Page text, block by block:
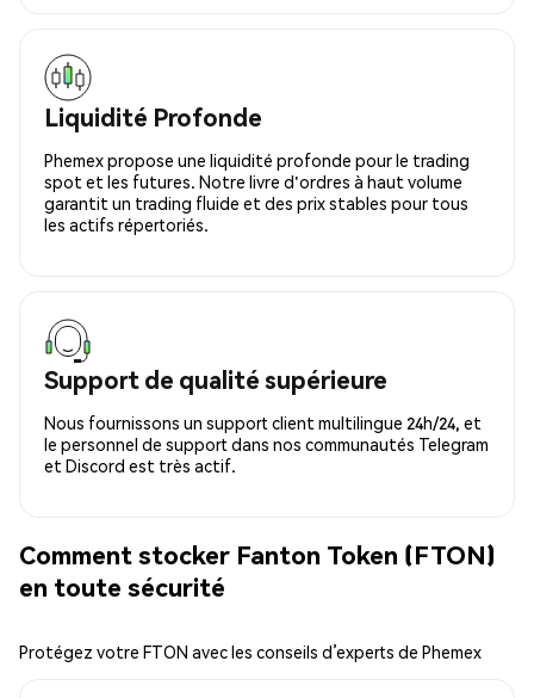
Liquidité Profonde
Phemex propose une liquidité profonde pour le trading
spot et les futures. Notre livre d'ordres à haut volume
garantit un trading fluide et des prix stables pour tous
les actifs répertoriés.
Support de qualité supérieure
Nous fournissons un support client multilingue 24h/24, et
le personnel de support dans nos communautés Telegram
et Discord est très actif.
Comment stocker Fanton Token (FTON)
en toute sécurité
Protégez votre FTON avec les conseils d’experts de Phemex